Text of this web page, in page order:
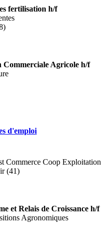
fertilisation h/f
Commerciale Agricole h/f
d'emploi
Commerce Coop Exploitation
(41)
et Relais de Croissance h/f
Agronomiques